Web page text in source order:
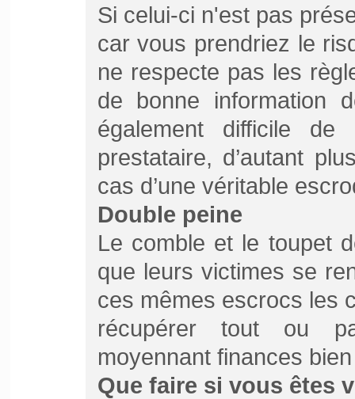
Si celui-ci n'est pas
car vous prendriez le
ne respecte pas les
de bonne information
également difficile
prestataire, d’autant
cas d’une véritable
Double peine
Le comble et le toupet
que leurs victimes se
ces mêmes escrocs les
récupérer tout ou
moyennant finances
Que faire si vous êtes